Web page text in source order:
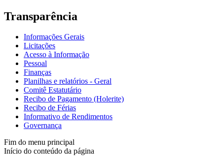
Transparência
Informações Gerais
Licitações
Acesso à Informação
Pessoal
Finanças
Planilhas e relatórios - Geral
Comitê Estatutário
Recibo de Pagamento (Holerite)
Recibo de Férias
Informativo de Rendimentos
Governança
Fim do menu principal
Início do conteúdo da página